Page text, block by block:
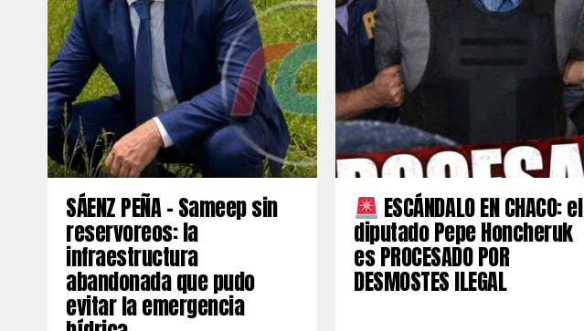
SÁENZ PEÑA – Sameep sin
reservoreos: la
infraestructura
abandonada que pudo
evitar la emergencia
ESCÁNDALO EN CHACO: el
diputado Pepe Honcheruk
es PROCESADO POR
DESMOSTES ILEGAL